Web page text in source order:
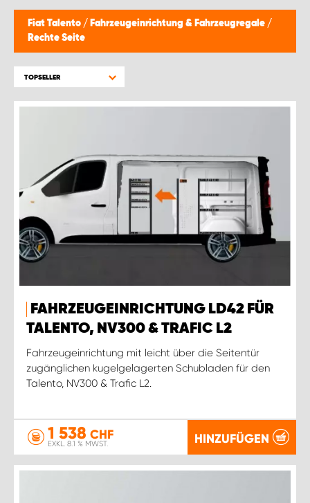
Fiat Talento / Fahrzeugeinrichtung & Fahrzeugregale /
Rechte Seite
TOPSELLER
FAHRZEUGEINRICHTUNG LD42 FÜR
TALENTO, NV300 & TRAFIC L2
Fahrzeugeinrichtung mit leicht über die Seitentür
zugänglichen kugelgelagerten Schubladen für den
Talento, NV300 & Trafic L2.
1 538 CHF
EXKL. 8.1 % MWST. HINZUFÜGEN